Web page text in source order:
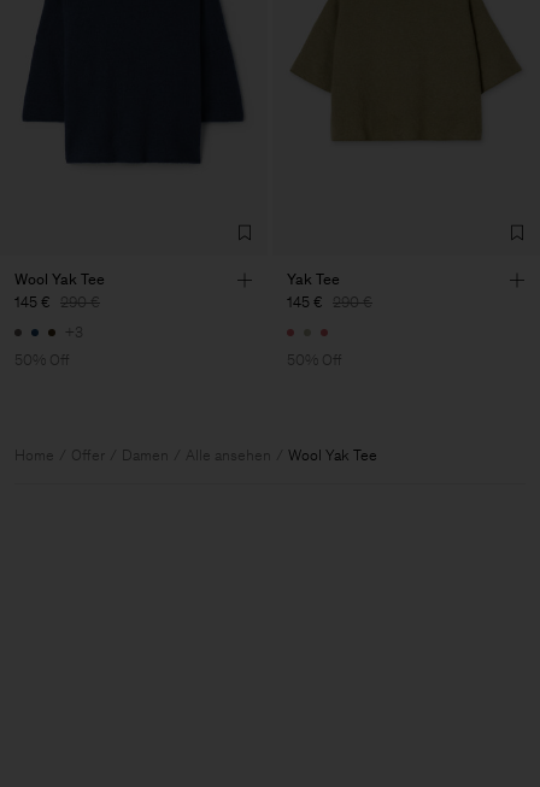
Wool Yak Tee
145 € 290 €
+3
50% Off
Yak Tee
145 € 290 €
50% Off
Home Offer Damen Alle ansehen Wool Yak Tee